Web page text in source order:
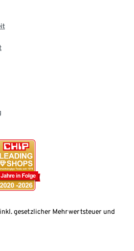
gesetzlicher Mehrwertsteuer und